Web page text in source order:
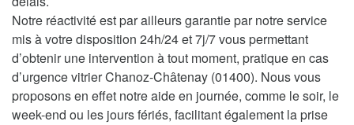
Notre réactivité est par ailleurs garantie par notre service
mis à votre disposition 24h/24 et 7j/7 vous permettant
d’obtenir une intervention à tout moment, pratique en cas
d’urgence vitrier Chanoz-Châtenay (01400). Nous vous
proposons en effet notre aide en journée, comme le soir, le
week-end ou les jours fériés, facilitant également la prise